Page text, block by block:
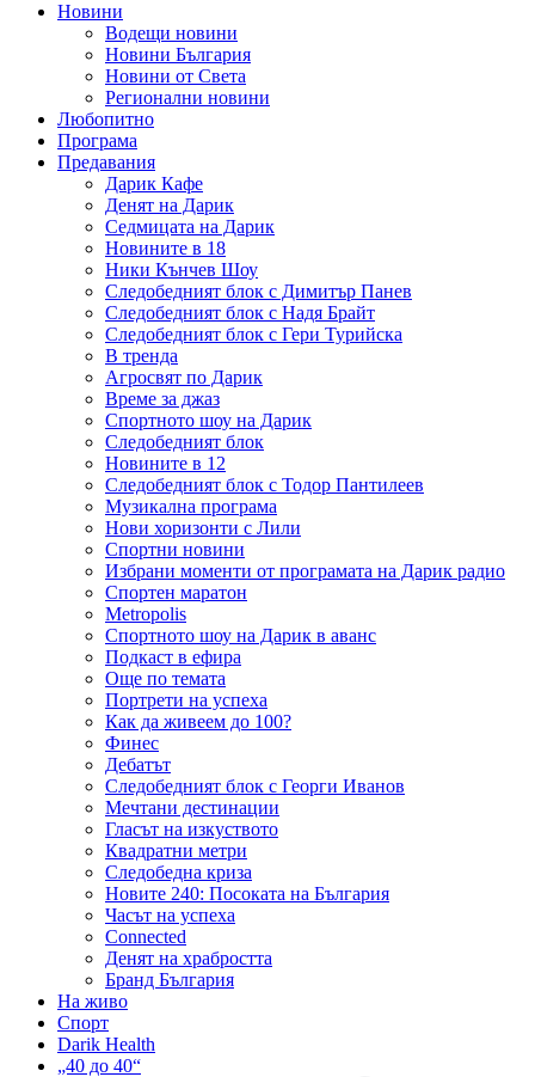
Новини
Водещи новини
Новини България
Новини от Света
Регионални новини
Любопитно
Програма
Предавания
Дарик Кафе
Денят на Дарик
Седмицата на Дарик
Новините в 18
Ники Кънчев Шоу
Следобедният блок с Димитър Панев
Следобедният блок с Надя Брайт
Следобедният блок с Гери Турийска
В тренда
Агросвят по Дарик
Време за джаз
Спортното шоу на Дарик
Следобедният блок
Новините в 12
Следобедният блок с Тодор Пантилеев
Музикална програма
Нови хоризонти с Лили
Спортни новини
Избрани моменти от програмата на Дарик радио
Спортен маратон
Metropolis
Спортното шоу на Дарик в аванс
Подкаст в ефира
Още по темата
Портрети на успеха
Как да живеем до 100?
Финес
Дебатът
Следобедният блок с Георги Иванов
Мечтани дестинации
Гласът на изкуството
Квадратни метри
Следобедна криза
Новите 240: Посоката на България
Часът на успеха
Connected
Денят на храбростта
Бранд България
На живо
Спорт
Darik Health
„40 до 40“